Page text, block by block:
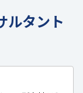
ルタント